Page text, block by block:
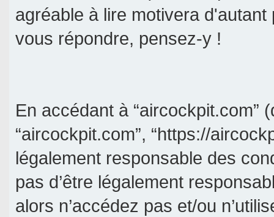
agréable à lire motivera
vous répondre, pensez-y !
En accédant à “aircockpit.com”
“aircockpit.com”, “https://
légalement responsable des
pas d’être légalement
alors n’accédez pas et/ou